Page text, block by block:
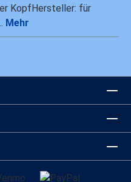
KopfHersteller: für
Mehr